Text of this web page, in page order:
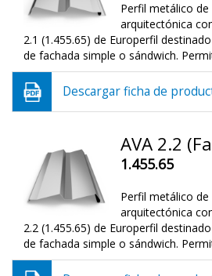
Perfil metálico de
arquitectónica
2.1 (1.455.65) de Europerfil
de fachada simple o sándwich.
Descargar ficha de
AVA 2.2
1.455.65
Perfil metálico de
arquitectónica
2.2 (1.455.65) de Europerfil
de fachada simple o sándwich.